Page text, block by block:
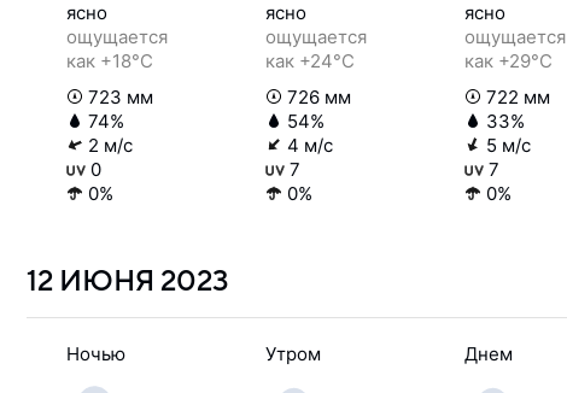
ясно
ощущается
как +18°C
723 мм
74%
2 м/с
0
0%
ясно
ощущается
как +24°C
726 мм
54%
4 м/с
7
0%
ясно
ощущается
как +29°C
722 мм
33%
5 м/с
7
0%
12 ИЮНЯ 2023
Ночью Утром Днем